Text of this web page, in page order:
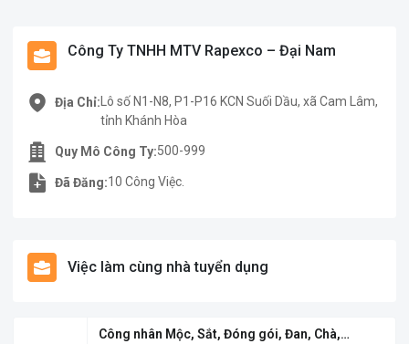
Công Ty TNHH MTV Rapexco – Đại Nam
Địa Chỉ: Lô số N1-N8, P1-P16 KCN Suối Dầu, xã Cam Lâm,
tỉnh Khánh Hòa
Quy Mô Công Ty:500-999
Đã Đăng:10 Công Việc.
Việc làm cùng nhà tuyển dụng
Công nhân Mộc, Sắt, Đóng gói, Đan, Chà,